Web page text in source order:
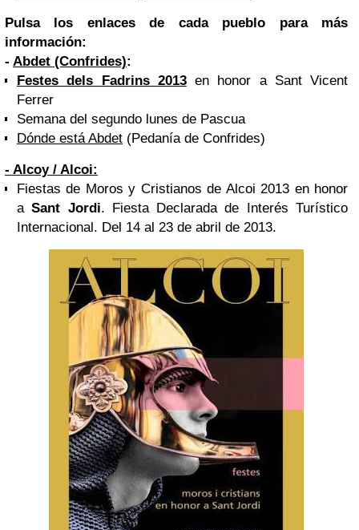
Pulsa los enlaces de cada pueblo para más
información:
- Abdet (Confrides):
Festes dels Fadrins 2013en honor a Sant Vicent
Ferrer
Semana del segundo lunes de Pascua
Dónde está Abdet (Pedanía de Confrides)
- Alcoy/ Alcoi:
Fiestas de Moros y Cristianos de Alcoi 2013 en honor
aSant Jordi. Fiesta Declaradade Interés Turístico
Internacional. Del 14 al 23 de abril de 2013.